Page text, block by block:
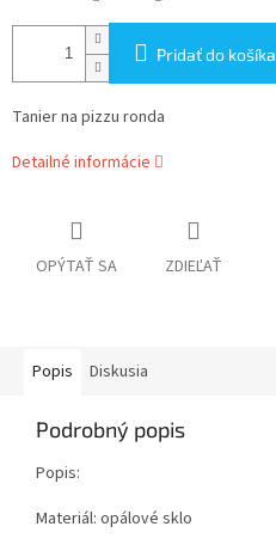
Pridať do košíka
Tanier na pizzu ronda
Detailné informácie
OPÝTAŤ SA ZDIEĽAŤ
Popis Diskusia
Podrobný popis
Popis:
Materiál: opálové sklo